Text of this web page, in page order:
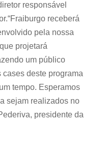
responsável
receberá
pela nossa
projetará
um público
deste programa
tempo. Esperamos
sejam realizados no
presidente da